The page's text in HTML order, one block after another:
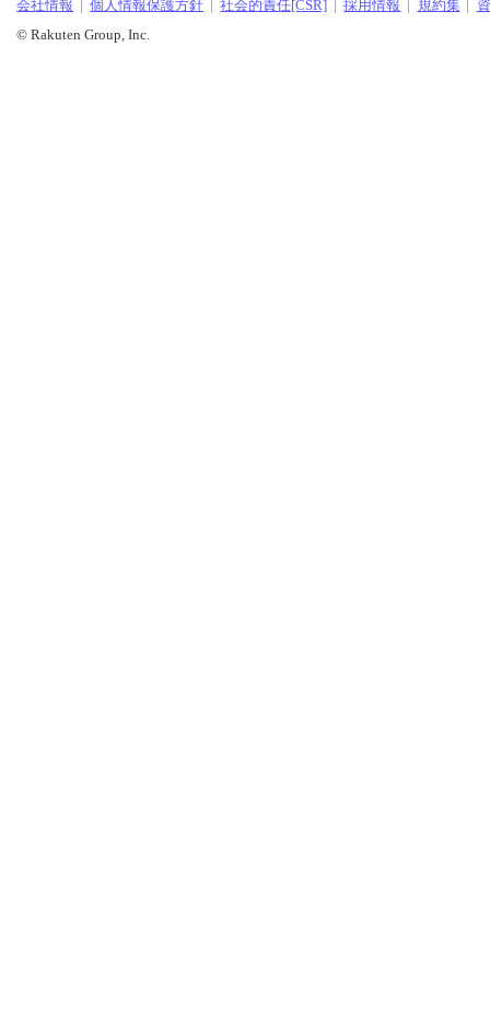
会社情報 個人情報保護方針 社会的責任[CSR] 採用情報 規約集
© Rakuten Group, Inc.